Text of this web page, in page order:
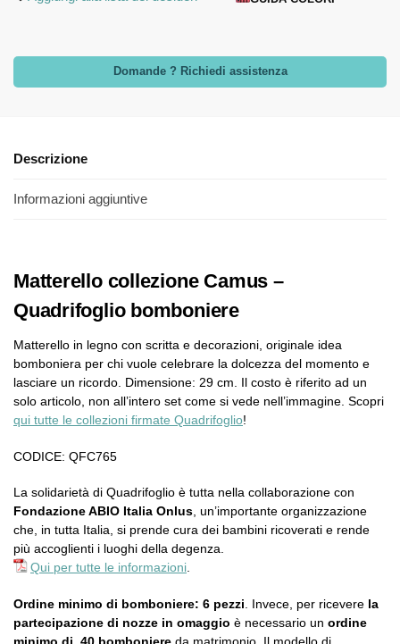
Domande ? Richiedi assistenza
Descrizione
Informazioni aggiuntive
Matterello collezione Camus –
Quadrifoglio bomboniere
Matterello in legno con scritta e decorazioni, originale idea
bomboniera per chi vuole celebrare la dolcezza del momento e
lasciare un ricordo. Dimensione: 29 cm. Il costo è riferito ad un
solo articolo, non all’intero set come si vede nell’immagine. Scopri
qui tutte le collezioni firmate Quadrifoglio!
CODICE: QFC765
La solidarietà di Quadrifoglio è tutta nella collaborazione con
Fondazione ABIO Italia Onlus, un’importante organizzazione
che, in tutta Italia, si prende cura dei bambini ricoverati e rende
più accoglienti i luoghi della degenza.
Qui per tutte le informazioni.
Ordine minimo di bomboniere: 6 pezzi . Invece, per ricevere la
partecipazione di nozze in omaggio è necessario un ordine
minimo di 40 bomboniere da matrimonio. Il modello di